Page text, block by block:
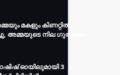
മകളും കിണറ്റിൽ
അമ്മയുടെ നില ഗുരുതരം
ഓയിലുമായി 3